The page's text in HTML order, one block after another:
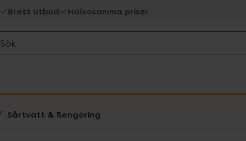
Brett utbud Hälsosamma priser
Sök
Sårtvätt & Rengöring